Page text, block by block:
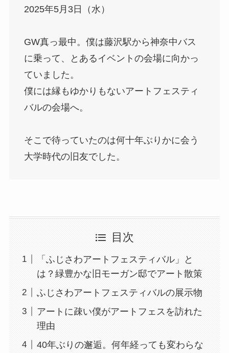
2025年5月3日（水）
GW真っ最中。僕は藤沢駅から神奈中バス
に乗って、とあるイベントの会場に向かっ
ていました。
僕には縁もゆかりもないアートフェスティ
バルの会場へ。
そこで待っていたのは何十年ぶりかに会う
大学時代の旧友でした。
目次
「ふじさわアートフェスティバル」と
は？緑豊かな旧モーガン邸でアート散策
ふじさわアートフェスティバルの展示物
アートに疎い僕がアートフェスを訪れた
理由
40年ぶりの邂逅。何年経っても変わらな